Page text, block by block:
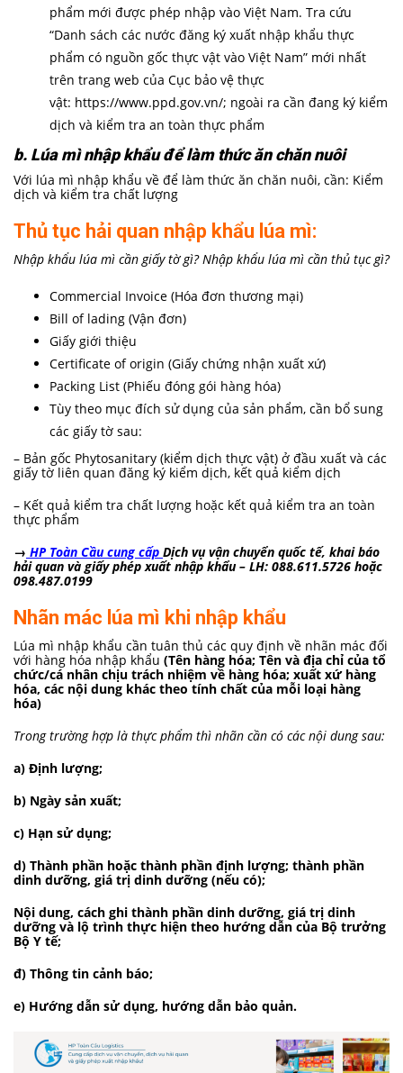
phẩm mới được phép nhập vào Việt Nam. Tra cứu
“Danh sách các nước đăng ký xuất nhập khẩu thực
phẩm có nguồn gốc thực vật vào Việt Nam” mới nhất
trên trang web của Cục bảo vệ thực
vật: https://www.ppd.gov.vn/; ngoài ra cần đang ký kiểm
dịch và kiểm tra an toàn thực phẩm
b. Lúa mì nhập khẩu để làm thức ăn chăn nuôi
Với lúa mì nhập khẩu về để làm thức ăn chăn nuôi, cần: Kiểm
dịch và kiểm tra chất lượng
Thủ tục hải quan nhập khẩu lúa mì:
Nhập khẩu lúa mì cần giấy tờ gì? Nhập khẩu lúa mì cần thủ tục gì?
Commercial Invoice (Hóa đơn thương mại)
Bill of lading (Vận đơn)
Giấy giới thiệu
Certificate of origin (Giấy chứng nhận xuất xứ)
Packing List (Phiếu đóng gói hàng hóa)
Tùy theo mục đích sử dụng của sản phẩm, cần bổ sung
các giấy tờ sau:
– Bản gốc Phytosanitary (kiểm dịch thực vật) ở đầu xuất và các
giấy tờ liên quan đăng ký kiểm dịch, kết quả kiểm dịch
– Kết quả kiểm tra chất lượng hoặc kết quả kiểm tra an toàn
thực phẩm
→ HP Toàn Cầu cung cấp Dịch vụ vận chuyển quốc tế, khai báo
hải quan và giấy phép xuất nhập khẩu– LH: 088.611.5726 hoặc
098.487.0199
Nhãn mác lúa mì khi nhập khẩu
Lúa mì nhập khẩu cần tuân thủ các quy định về nhãn mác đối
với hàng hóa nhập khẩu (Tên hàng hóa; Tên và địa chỉ của tổ
chức/cá nhân chịu trách nhiệm về hàng hóa; xuất xứ hàng
hóa, các nội dung khác theo tính chất của mỗi loại hàng
hóa)
Trong trường hợp là thực phẩm thì nhãn cần có các nội dung sau:
a) Định lượng;
b) Ngày sản xuất;
c) Hạn sử dụng;
d) Thành phần hoặc thành phần định lượng; thành phần
dinh dưỡng, giá trị dinh dưỡng (nếu có);
Nội dung, cách ghi thành phần dinh dưỡng, giá trị dinh
dưỡng và lộ trình thực hiện theo hướng dẫn của Bộ trưởng
Bộ Y tế;
đ) Thông tin cảnh báo;
e) Hướng dẫn sử dụng, hướng dẫn bảo quản.